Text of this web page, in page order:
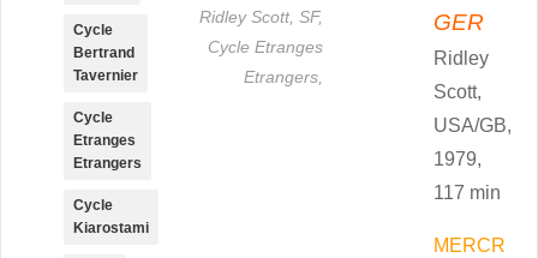
Ridley Scott,SF,
Cycle Etranges
Etrangers,
GER
Ridley
Scott,
USA/GB,
1979,
117 min
MERCR
Cycle
Bertrand
Tavernier
Cycle
Etranges
Etrangers
Cycle
Kiarostami